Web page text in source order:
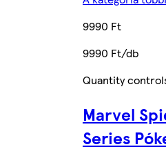
9990 Ft
9990 Ft/db
Quantity
Marvel
Series